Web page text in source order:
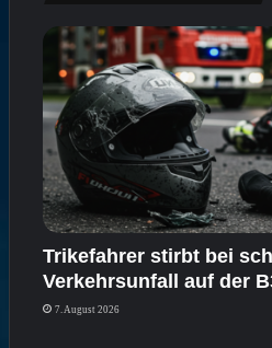
Trikefahrer stirbt bei
Verkehrsunfall auf der
7. August 2026